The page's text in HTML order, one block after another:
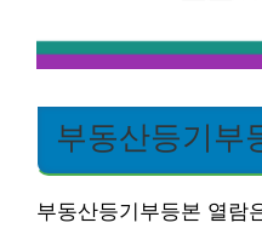
부동산등기부
부동산등기부등본 열람